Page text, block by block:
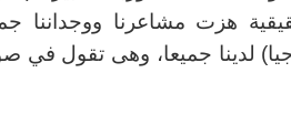
هزت مشاعرنا ووجداننا
لدينا جميعا، وهى تقول